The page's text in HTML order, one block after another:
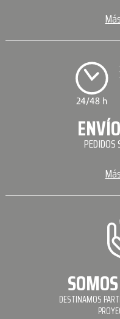
DESTINAMOS